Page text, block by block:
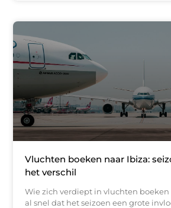
Vluchten boeken naar Ibiza:
het verschil
Wie zich verdiept in vluchten
al snel dat het seizoen een grote